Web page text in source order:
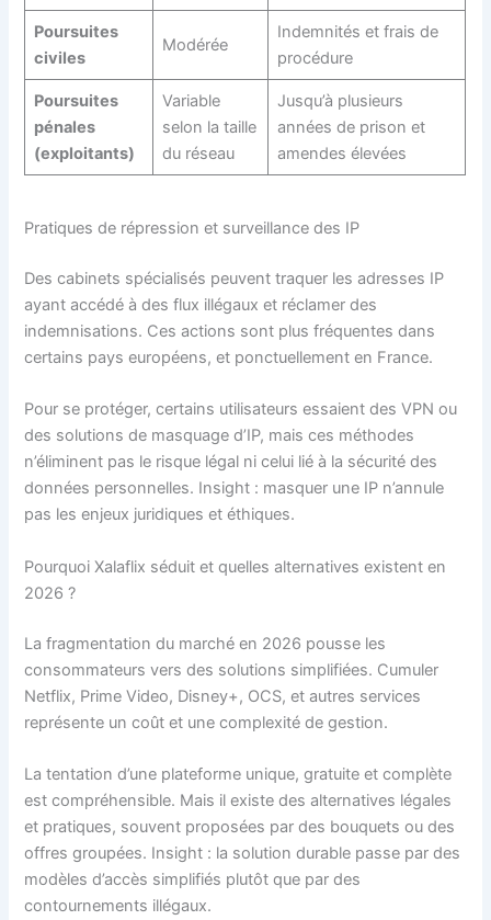
Poursuites
civiles
Modérée
Indemnités et frais de
procédure
Poursuites
pénales
(exploitants)
Variable
selon la taille
du réseau
Jusqu’à plusieurs
années de prison et
amendes élevées
Pratiques de répression et surveillance des IP
Des cabinets spécialisés peuvent traquer les adresses IP
ayant accédé à des flux illégaux et réclamer des
indemnisations. Ces actions sont plus fréquentes dans
certains pays européens, et ponctuellement en France.
Pour se protéger, certains utilisateurs essaient des VPN ou
des solutions de masquage d’IP, mais ces méthodes
n’éliminent pas le risque légal ni celui lié à la sécurité des
données personnelles. Insight : masquer une IP n’annule
pas les enjeux juridiques et éthiques.
Pourquoi Xalaflix séduit et quelles alternatives existent en
2026 ?
La fragmentation du marché en 2026 pousse les
consommateurs vers des solutions simplifiées. Cumuler
Netflix, Prime Video, Disney+, OCS, et autres services
représente un coût et une complexité de gestion.
La tentation d’une plateforme unique, gratuite et complète
est compréhensible. Mais il existe des alternatives légales
et pratiques, souvent proposées par des bouquets ou des
offres groupées. Insight : la solution durable passe par des
modèles d’accès simplifiés plutôt que par des
contournements illégaux.